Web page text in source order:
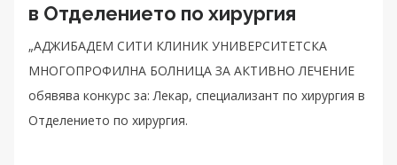
в Отделението по хирургия
„АДЖИБАДЕМ СИТИ КЛИНИК УНИВЕРСИТЕТСКА
МНОГОПРОФИЛНА БОЛНИЦА ЗА АКТИВНО ЛЕЧЕНИЕ
обявява конкурс за: Лекар, специализант по хирургия в
Отделението по хирургия.